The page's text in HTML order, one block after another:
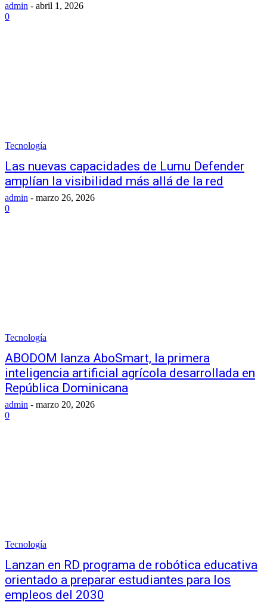
admin - abril 1, 2026
0
Tecnología
Las nuevas capacidades de Lumu Defender
amplían la visibilidad más allá de la red
admin - marzo 26, 2026
0
Tecnología
ABODOM lanza AboSmart, la primera
inteligencia artificial agrícola desarrollada en
República Dominicana
admin - marzo 20, 2026
0
Tecnología
Lanzan en RD programa de robótica educativa
orientado a preparar estudiantes para los
empleos del 2030